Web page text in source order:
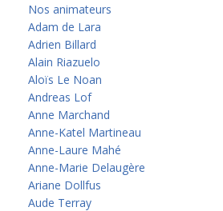
Nos animateurs
Adam de Lara
Adrien Billard
Alain Riazuelo
Aloïs Le Noan
Andreas Lof
Anne Marchand
Anne-Katel Martineau
Anne-Laure Mahé
Anne-Marie Delaugère
Ariane Dollfus
Aude Terray